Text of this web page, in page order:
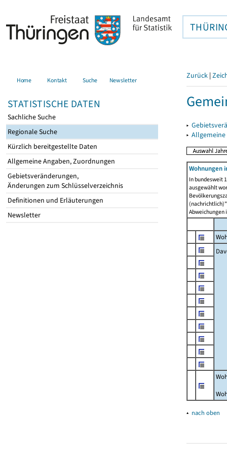
Home Kontakt Suche Newsletter
STATISTISCHE DATEN
Sachliche Suche
Regionale Suche
Kürzlich bereitgestellte Daten
Allgemeine Angaben, Zuordnungen
Gebietsveränderungen,
Änderungen zum Schlüsselverzeichnis
Definitionen und Erläuterungen
Newsletter
Zurück |
▸
▸
Wohnungen
In bundesweit
ausgewählt
Abweichungen
▴ nach oben